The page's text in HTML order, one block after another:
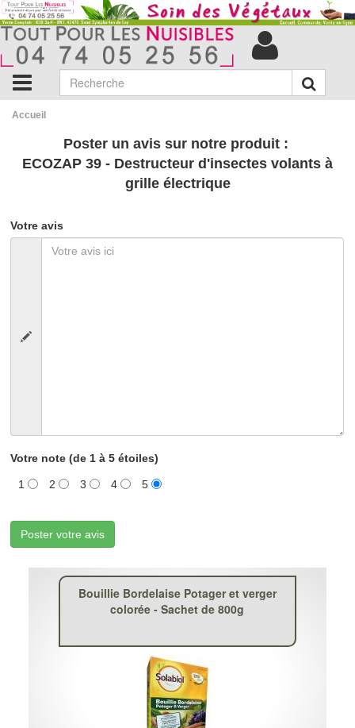
Accueil
Poster un avis sur notre produit :
ECOZAP 39 - Destructeur d'insectes volants à
grille électrique
Votre avis
Votre note (de 1 à 5 étoiles)
1 2 3 4 5
Poster votre avis
Bouillie Bordelaise Potager et verger
colorée - Sachet de 800g